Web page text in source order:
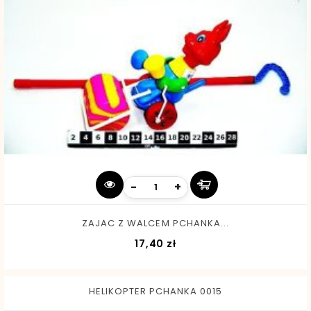
- +
ZAJAC Z WALCEM PCHANKA...
17,40 zł
HELIKOPTER PCHANKA 0015